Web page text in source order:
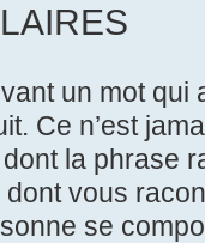
un mot qui
Ce n’est
la phrase
vous
se